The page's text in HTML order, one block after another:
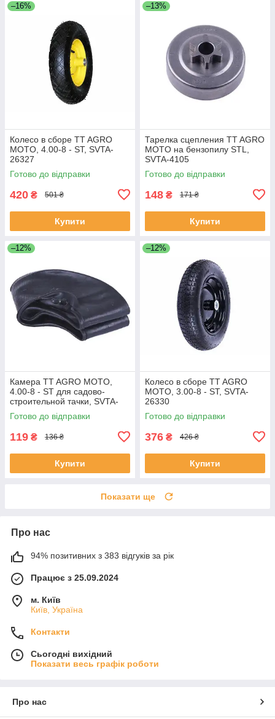
–16%
Колесо в сборе TT AGRO
MOTO, 4.00-8 - ST, SVTA-
26327
Готово до відправки
420 ₴ 501 ₴
Купити
–13%
Тарелка сцепления TT AGRO
MOTO на бензопилу STL,
SVTA-4105
Готово до відправки
148 ₴ 171 ₴
Купити
–12%
Камера TT AGRO MOTO,
4.00-8 - ST для садово-
строительной тачки, SVTA-
26329
Готово до відправки
119 ₴ 136 ₴
Купити
–12%
Колесо в сборе TT AGRO
MOTO, 3.00-8 - ST, SVTA-
26330
Готово до відправки
376 ₴ 426 ₴
Купити
Показати ще
Про нас
94% позитивних з 383 відгуків за рік
Працює з 25.09.2024
м. Київ
Київ, Україна
Контакти
Сьогодні вихідний
Показати весь графік роботи
Про нас